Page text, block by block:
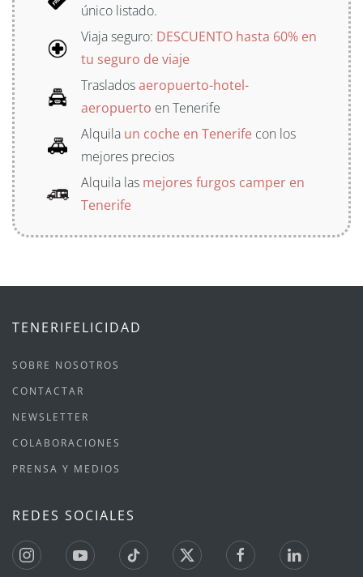
único listado.
Viaja seguro: DESCUENTO hasta 60% en
tu seguro de viaje
Trasladosaeropuerto-hotel-
aeropuerto en Tenerife
Alquila un coche en Tenerife con los
mejores precios
Alquila las mejores furgos camper en
Tenerife
TENERIFELICIDAD
SOBRE NOSOTROS
CONTACTAR
NEWSLETTER
COLABORACIONES
PRENSA Y MEDIOS
REDES SOCIALES